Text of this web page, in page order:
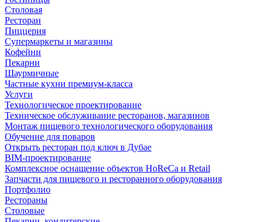
Столовая
Ресторан
Пиццерия
Супермаркеты и магазины
Кофейни
Пекарни
Шаурмичные
Частные кухни премиум-класса
Услуги
Технологическое проектирование
Техническое обслуживание ресторанов, магазинов
Монтаж пищевого технологического оборудования
Обучение для поваров
Открыть ресторан под ключ в Дубае
BIM-проектирование
Комплексное оснащение объектов HoReCa и Retail
Запчасти для пищевого и ресторанного оборудования
Портфолио
Рестораны
Столовые